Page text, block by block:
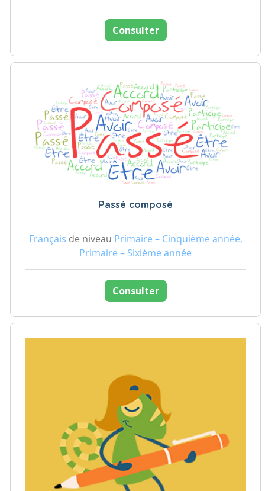
Consulter
Passé composé
Français de niveau Primaire – Cinquième année,
Primaire – Sixième année
Consulter